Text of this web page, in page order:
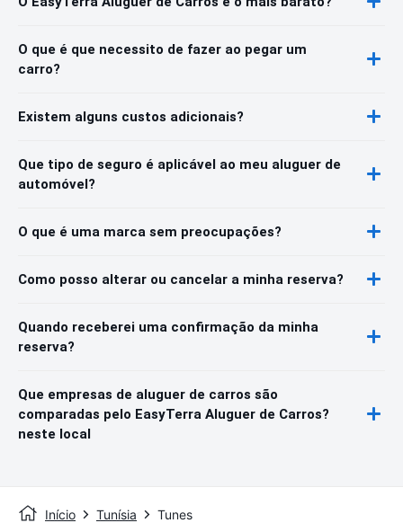
O que é que necessito de fazer ao pegar um
carro?
Existem alguns custos adicionais?
Que tipo de seguro é aplicável ao meu aluguer de
automóvel?
O que é uma marca sem preocupações?
Como posso alterar ou cancelar a minha reserva?
Quando receberei uma confirmação da minha
reserva?
Que empresas de aluguer de carros são
comparadas pelo EasyTerra Aluguer de Carros?
neste local
Início Tunísia Tunes